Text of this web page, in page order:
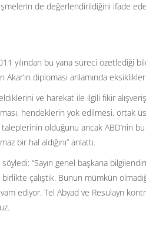
de değerlendirildiğini ifade
yılından bu yana süreci özetlediği
Akar’ın diplomasi anlamında
ve harekat ile ilgili fikir
hendeklerin yok edilmesi, ortak
olduğunu ancak ABD’nin
bir hal aldığını” anlattı.
“Sayın genel başkana
çalıştık. Bunun mümkün
ediyor. Tel Abyad ve Resulayn